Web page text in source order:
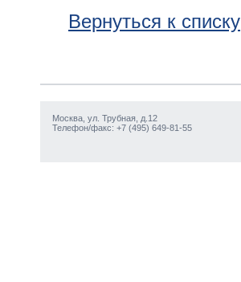
Вернуться к списку
Москва, ул. Трубная, д.12
Телефон/факс: +7 (495) 649-81-55